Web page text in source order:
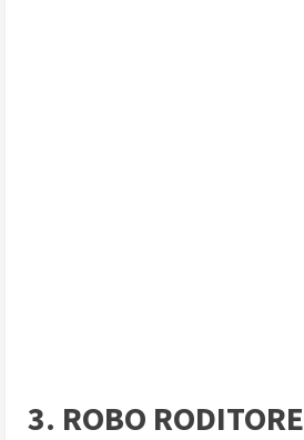
3. ROBO RODITORE